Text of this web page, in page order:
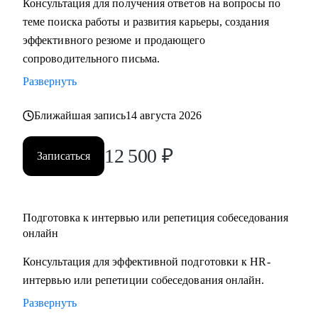
• Подготовлю вас к собеседованию и дам практические
рекомендации для успешного ведения сложных
в карьере, которая принесет вам максимальную
реализацию и доход
Разработаю быструю и эффективную стратегию поиска
новой работы
стали лучшим кандидатом в команде
• Разработаю личный пошаговый план (дорожную карту)
для быстрого и успешного перехода на новую, более
проверенные методики для преодоления выгорания и
Консультация для получения ответов на вопросы по
теме поиска работы и развития карьеры, создания
эффективного резюме и продающего
сопроводительного письма.
Развернуть
Ближайшая запись14 августа 2026
Записаться 12 500 ₽
Подготовка к интервью или репетиция собеседования
онлайн
Консультация для эффективной подготовки к HR-
интервью или репетиции собеседования онлайн.
Развернуть